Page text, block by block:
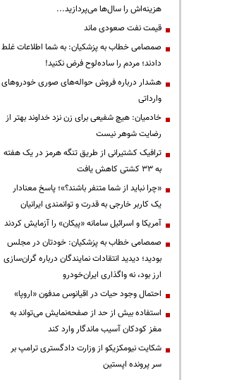
هزینه‌اش را سال‌ها می‌پردازید...
قیمت نفت صعودی ماند
صمصامی خطاب به پزشکیان: به شما اطلاعات غلط
دادند؛ مردم را ساده‌لوح فرض نکنید!
هشدار درباره فروش حواله‌های صوری خودروهای
وارداتی
خادمیان: هیچ شفیعی برای زن نزد خداوند بهتر از
رضایت شوهر نیست
ترافیک کشتیرانی از طریق تنگه هرمز در یک هفته
به ۳۳ کشتی کاهش یافت
«چرا نباید از شما متنفر باشند؟»؛ پاسخ معنادار
یک کاربر خارجی به قدرت و توانمندی ایرانیان
آمریکا و اسرائیل سامانه «پیکان» را آزمایش کردند
صمصامی خطاب به پزشکیان: خودتان در مجلس
بودید؛ دیدید انتقادات نمایندگان درباره گران‌سازی
ارز بود، نه واگذاری ایران‌خودرو
احتمال وجود حیات در اقیانوس مدفون «اروپا»
استفاده بیش از حد از صفحه‌نمایش می‌تواند به
مغز کودکان آسیب ماندگار وارد کند
شکایت نیومکزیکو از وزارت دادگستری ترامپ بر
سر پرونده اپستین